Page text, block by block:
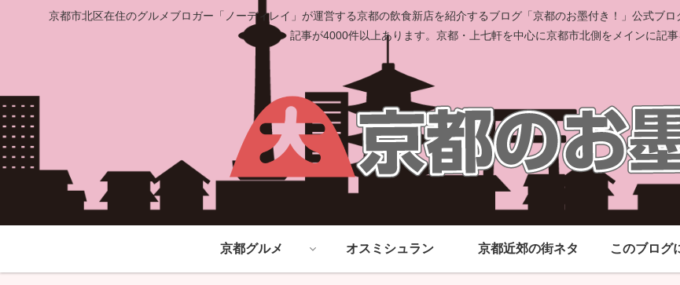
京都市北区在住のグルメブロガー「ノーディレイ」が運営する京都の飲食新店を紹介するブログ「京都のお墨付き！」公式ブ
記事が4000件以上あります。京都・上七軒を中心に京都市北側をメインに記事
京都グルメ オスミシュラン 京都近郊の街ネタ このブログ